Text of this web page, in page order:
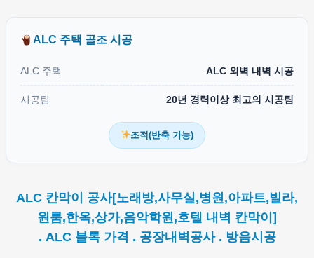
ALC 주택 골조 시공
ALC 주택 ALC 외벽 내벽 시공
시공팀 20년 경력이상 최고의 시공팀
조적(반축 가능)
ALC 칸막이 공사[노래방,사무실,병원,아파트,빌라,
원룸,한옥,상가,음악학원,호텔 내벽 칸막이]
. ALC 블록 가격 . 공장내벽공사 . 방음시공